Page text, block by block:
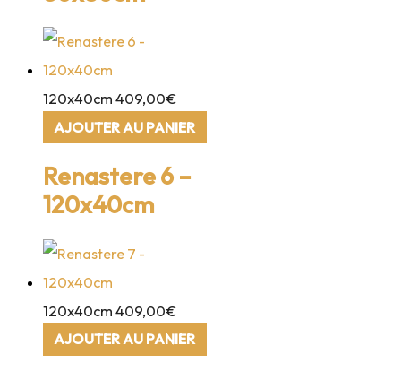
120x40cm 409,00€
AJOUTER AU PANIER
Renastere 6 –
120x40cm
120x40cm 409,00€
AJOUTER AU PANIER